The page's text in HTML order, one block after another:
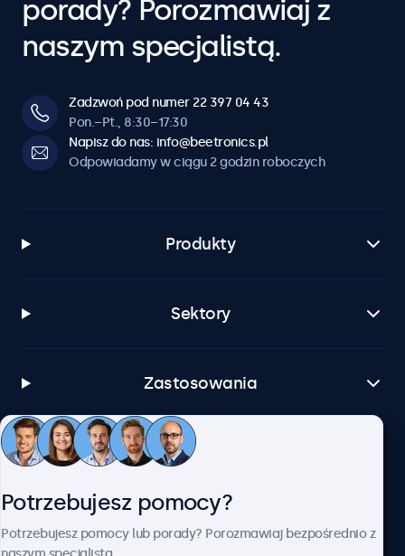
porady? Porozmawiaj z
naszym specjalistą.
Zadzwoń pod numer 22 397 04 43
Pon.–Pt., 8:30–17:30
Napisz do nas: info@beetronics.pl
Odpowiadamy w ciągu 2 godzin roboczych
Produkty
Sektory
Zastosowania
Obsługa klienta
Potrzebujesz pomocy?
Potrzebujesz pomocy lub porady? Porozmawiaj bezpośrednio z